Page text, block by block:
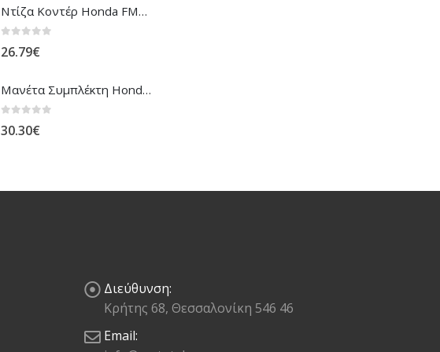
Ντίζα Κοντέρ Honda FMX-650
26.79€
Μανέτα Συμπλέκτη Honda CB/CBR-650R
30.30€
Διεύθυνση:
Κρήτης 68, Θεσσαλονίκη 546 46
Email: